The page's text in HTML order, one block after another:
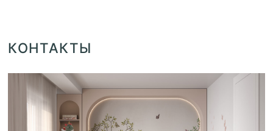
КОНТАКТЫ